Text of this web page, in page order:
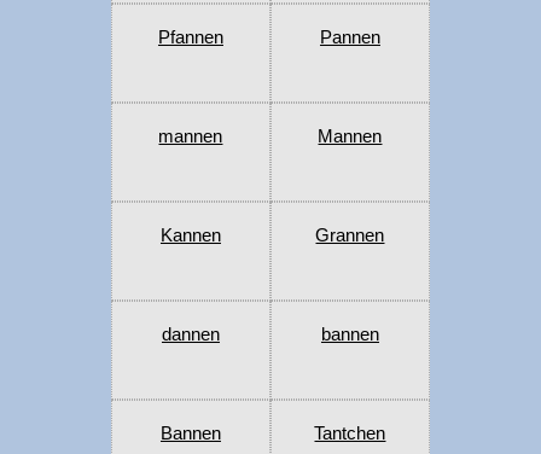
Pfannen Pannen
mannen Mannen
Kannen Grannen
dannen bannen
Bannen Tantchen